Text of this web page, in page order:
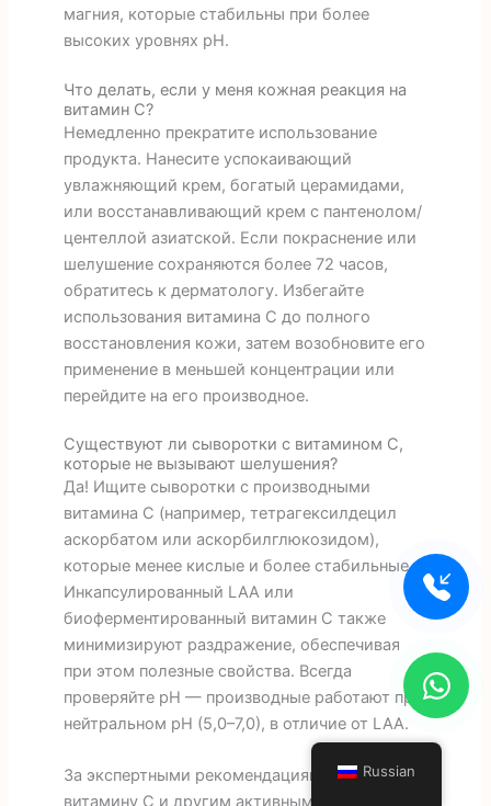
магния, которые стабильны при более
высоких уровнях pH.
Что делать, если у меня кожная реакция на
витамин С?
Немедленно прекратите использование
продукта. Нанесите успокаивающий
увлажняющий крем, богатый церамидами,
или восстанавливающий крем с пантенолом/
центеллой азиатской. Если покраснение или
шелушение сохраняются более 72 часов,
обратитесь к дерматологу. Избегайте
использования витамина С до полного
восстановления кожи, затем возобновите его
применение в меньшей концентрации или
перейдите на его производное.
Существуют ли сыворотки с витамином С,
которые не вызывают шелушения?
Да! Ищите сыворотки с производными
витамина С (например, тетрагексилдецил
аскорбатом или аскорбилглюкозидом),
которые менее кислые и более стабильные.
Инкапсулированный LAA или
биоферментированный витамин С также
минимизируют раздражение, обеспечивая
при этом полезные свойства. Всегда
проверяйте pH — производные работают при
нейтральном pH (5,0–7,0), в отличие от LAA.
За экспертными рекомендациями по
витамину С и другим активным компонентам
Russian